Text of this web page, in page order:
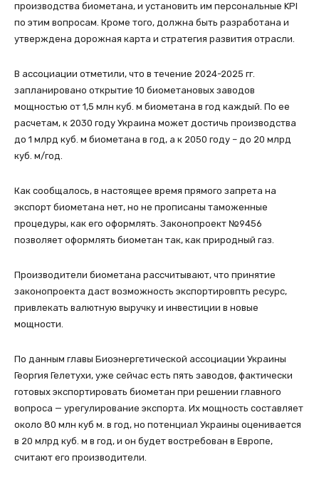
производства биометана, и установить им персональные KPI
по этим вопросам. Кроме того, должна быть разработана и
утверждена дорожная карта и стратегия развития отрасли.
В ассоциации отметили, что в течение 2024-2025 гг.
запланировано открытие 10 биометановых заводов
мощностью от 1,5 млн куб. м биометана в год каждый. По ее
расчетам, к 2030 году Украина может достичь производства
до 1 млрд куб. м биометана в год, а к 2050 году – до 20 млрд
куб. м/год.
Как сообщалось, в настоящее время прямого запрета на
экспорт биометана нет, но не прописаны таможенные
процедуры, как его оформлять. Законопроект №9456
позволяет оформлять биометан так, как природный газ.
Производители биометана рассчитывают, что принятие
законопроекта даст возможность экспортировпть ресурс,
привлекать валютную выручку и инвестиции в новые
мощности.
По данным главы Биоэнергетической ассоциации Украины
Георгия Гелетухи, уже сейчас есть пять заводов, фактически
готовых экспортировать биометан при решении главного
вопроса — урегулирование экспорта. Их мощность составляет
около 80 млн куб м. в год, но потенциал Украины оценивается
в 20 млрд куб. м в год, и он будет востребован в Европе,
считают его производители.